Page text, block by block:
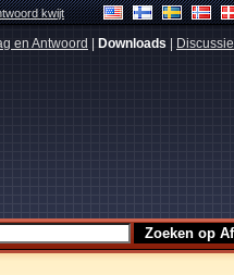
kwijt
en Antwoord Downloads Discussie